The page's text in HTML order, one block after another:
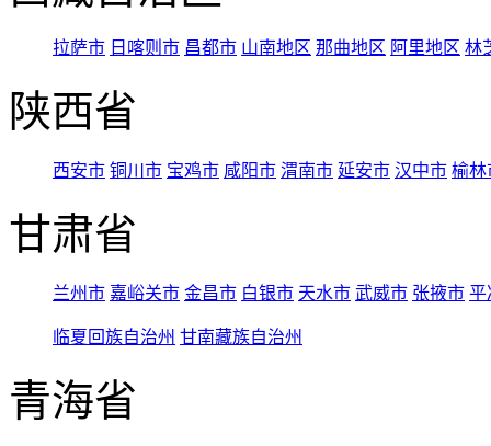
拉萨市 日喀则市 昌都市 山南地区 那曲地区 阿里地区 林
陕西省
西安市 铜川市 宝鸡市 咸阳市 渭南市 延安市 汉中市 榆林
甘肃省
兰州市 嘉峪关市 金昌市 白银市 天水市 武威市 张掖市 平
临夏回族自治州 甘南藏族自治州
青海省